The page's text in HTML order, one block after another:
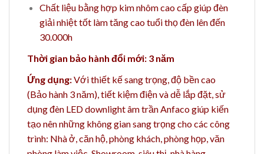
Chất liệu bằng hợp kim nhôm cao cấp giúp đèn
giải nhiệt tốt làm tăng cao tuổi thọ đèn lên đến
30.000h
Thời gian bảo hành đổi mới: 3 năm
Ứng dụng:Với thiết kế sang trọng, độ bền cao
(Bảo hành 3 năm), tiết kiệm điện và dễ lắp đặt, sử
dụng đèn LED downlight âm trần Anfaco giúp kiến
tạo nên những không gian sang trọng chocác công
trình: Nhà ở, căn hộ, phòng khách, phòng họp, văn